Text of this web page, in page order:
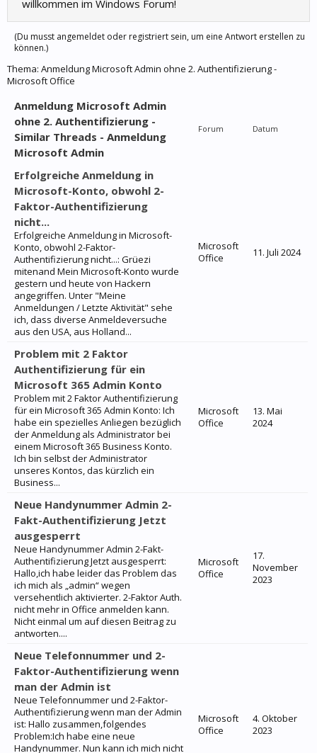
willkommen im Windows Forum!
(Du musst angemeldet oder registriert sein, um eine Antwort erstellen zu
können.)
Thema: Anmeldung Microsoft Admin ohne 2. Authentifizierung -
Microsoft Office
Anmeldung Microsoft Admin
ohne 2. Authentifizierung -
Similar Threads - Anmeldung
Microsoft Admin
Forum Datum
Erfolgreiche Anmeldung in
Microsoft-Konto, obwohl 2-
Faktor-Authentifizierung
nicht...
Erfolgreiche Anmeldung in Microsoft-
Konto, obwohl 2-Faktor-
Authentifizierung nicht...: Grüezi
mitenand Mein Microsoft-Konto wurde
gestern und heute von Hackern
angegriffen. Unter "Meine
Anmeldungen / Letzte Aktivität" sehe
ich, dass diverse Anmeldeversuche
aus den USA, aus Holland...
Microsoft
Office
11. Juli 2024
Problem mit 2 Faktor
Authentifizierung für ein
Microsoft 365 Admin Konto
Problem mit 2 Faktor Authentifizierung
für ein Microsoft 365 Admin Konto: Ich
habe ein spezielles Anliegen bezüglich
der Anmeldung als Administrator bei
einem Microsoft 365 Business Konto.
Ich bin selbst der Administrator
unseres Kontos, das kürzlich ein
Business...
Microsoft
Office
13. Mai
2024
Neue Handynummer Admin 2-
Fakt-Authentifizierung Jetzt
ausgesperrt
Neue Handynummer Admin 2-Fakt-
Authentifizierung Jetzt ausgesperrt:
Hallo,ich habe leider das Problem das
ich mich als „admin“ wegen
versehentlich aktivierter. 2-Faktor Auth.
nicht mehr in Office anmelden kann.
Nicht einmal um auf diesen Beitrag zu
antworten....
Microsoft
Office
17.
November
2023
Neue Telefonnummer und 2-
Faktor-Authentifizierung wenn
man der Admin ist
Neue Telefonnummer und 2-Faktor-
Authentifizierung wenn man der Admin
ist: Hallo zusammen,folgendes
Problem:Ich habe eine neue
Handynummer. Nun kann ich mich nicht
Microsoft
Office
4. Oktober
2023